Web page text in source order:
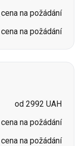
cena na požádání
cena na požádání
od 2992 UAH
cena na požádání
cena na požádání